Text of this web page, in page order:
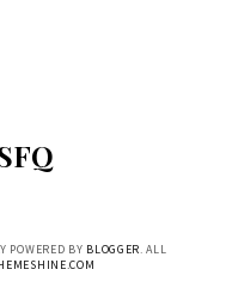
POWERED BY BLOGGER. ALL